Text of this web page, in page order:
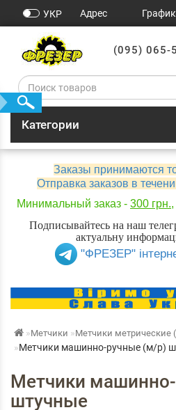
УКР Адрес
Категории
(095) 065-
Заказы принимаются
Отправка заказов в
Минимальный заказ - 300 грн.
Подписывайтесь на наш
актуальну
"ФРЕЗЕР"
Метчики Метчики метрические
Метчики машинно-ручные (м/р)
Метчики
штучные